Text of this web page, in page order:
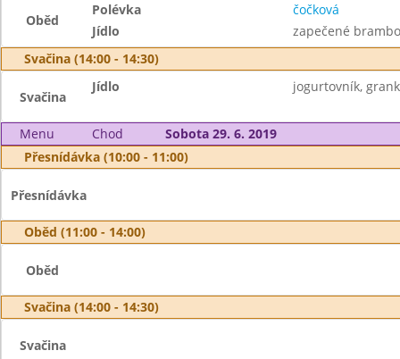
Oběd
Polévka
čočková
Jídlo
zapečené
Svačina (14:00 - 14:30)
Svačina
Jídlo jogurtovník,
Menu Chod
Sobota 29. 6. 2019
Přesnídávka (10:00 - 11:00)
Přesnídávka
Oběd (11:00 - 14:00)
Oběd
Svačina (14:00 - 14:30)
Svačina